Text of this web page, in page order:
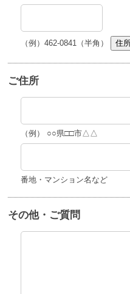
（例）462-0841（半角） 住
ご住所
（例） ○○県□□市△△
番地・マンション名など
その他・ご質問